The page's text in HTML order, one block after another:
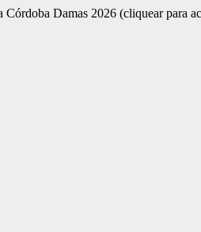
Damas 2026 (cliquear para